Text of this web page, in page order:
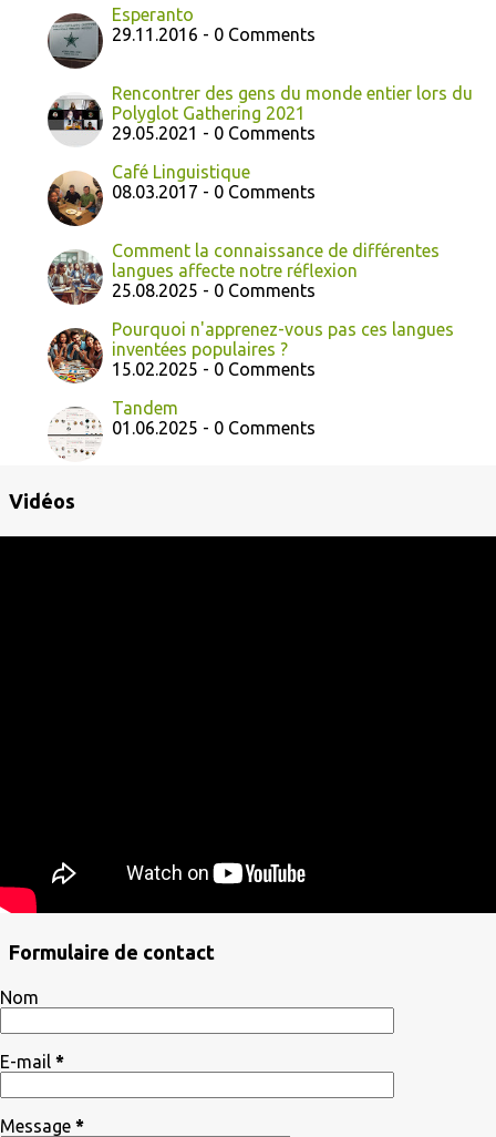
Esperanto
29.11.2016 - 0 Comments
Rencontrer des gens du monde entier lors du
Polyglot Gathering 2021
29.05.2021 - 0 Comments
Café Linguistique
08.03.2017 - 0 Comments
Comment la connaissance de différentes
langues affecte notre réflexion
25.08.2025 - 0 Comments
Pourquoi n'apprenez-vous pas ces langues
inventées populaires ?
15.02.2025 - 0 Comments
Tandem
01.06.2025 - 0 Comments
Vidéos
Formulaire de contact
Nom
E-mail *
Message *